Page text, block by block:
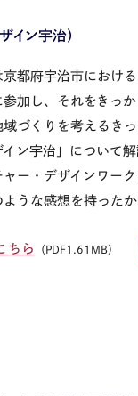
イン宇治）
京都府宇治市におけ
加し、それをきっか
づくりを考えるき
ン宇治」について
ー・デザインワー
うな感想を持ったか
ちら （PDF1.61MB）